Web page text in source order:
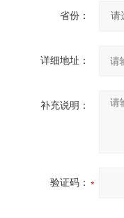
省份：
详细地址：
补充说明：
验证码：